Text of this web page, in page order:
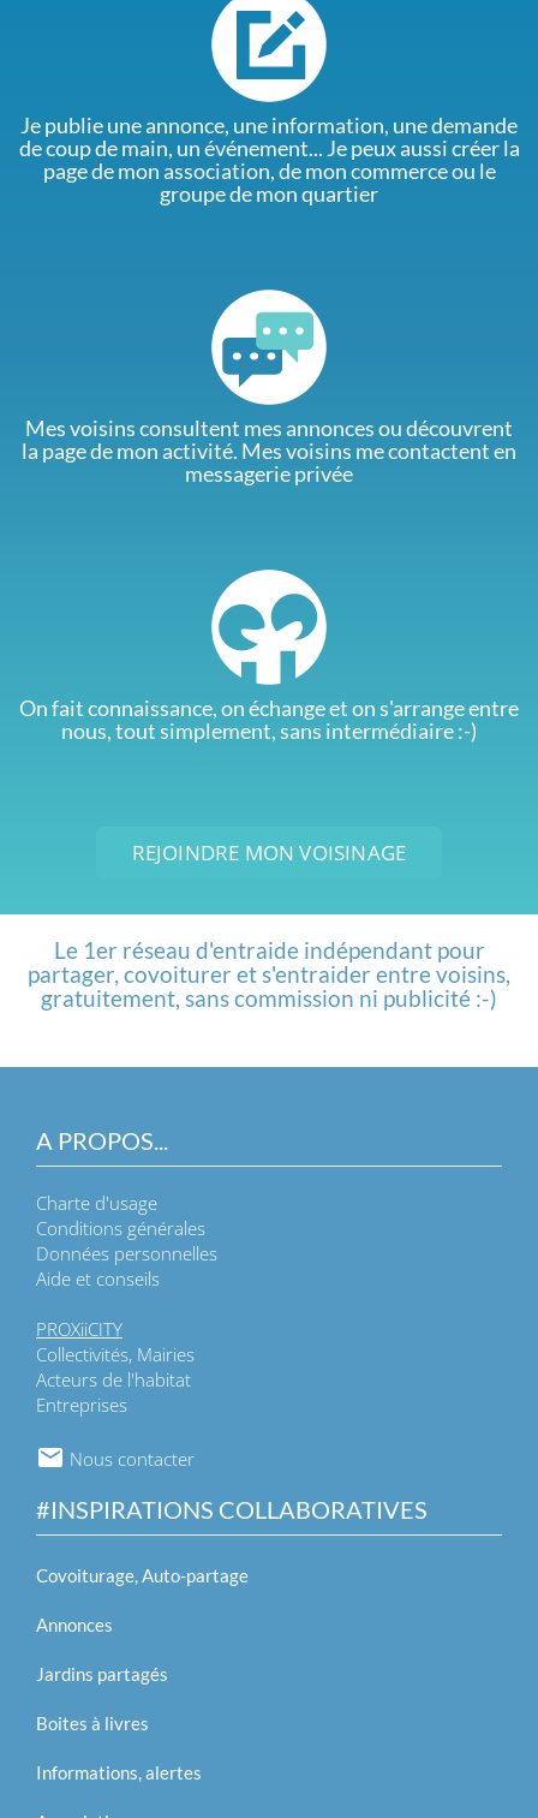
Je publie une annonce, une information, une demande
de coup de main, un événement... Je peux aussi créer la
page de mon association, de mon commerce ou le
groupe de mon quartier
Mes voisins consultent mes annonces ou découvrent
la page de mon activité. Mes voisins me contactent en
messagerie privée
On fait connaissance, on échange et on s'arrange entre
nous, tout simplement, sans intermédiaire :-)
REJOINDRE MON VOISINAGE
Le 1er réseau d'entraide indépendant pour
partager, covoiturer et s'entraider entre voisins,
gratuitement, sans commission ni publicité :-)
A PROPOS...
Charte d'usage
Conditions générales
Données personnelles
Aide et conseils
PROXiiCITY
Collectivités, Mairies
Acteurs de l'habitat
Entreprises
Nous contacter
#INSPIRATIONS COLLABORATIVES
Covoiturage, Auto-partage
Annonces
Jardins partagés
Boites à livres
Informations, alertes